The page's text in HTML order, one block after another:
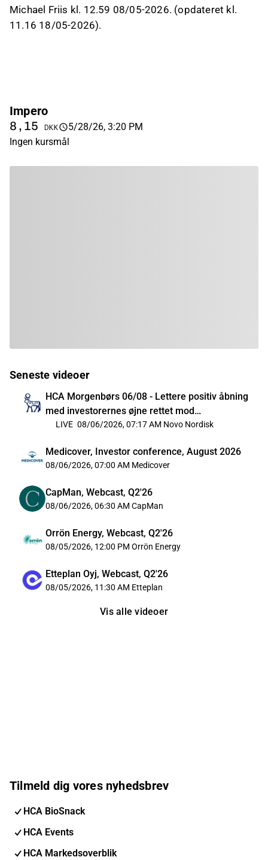
Michael Friis kl. 12.59 08/05-2026. (opdateret kl.
11.16 18/05-2026).
Impero
8,15 DKK
5/28/26, 3:20 PM
Ingen kursmål
Seneste videoer
HCA Morgenbørs 06/08 - Lettere positiv åbning
med investorernes øjne rettet mod
Mellemøsten
LIVE 08/06/2026, 07:17 AM Novo Nordisk
Medicover, Investor conference, August 2026
08/06/2026, 07:00 AM Medicover
CapMan, Webcast, Q2'26
08/06/2026, 06:30 AM CapMan
Orrön Energy, Webcast, Q2'26
08/05/2026, 12:00 PM Orrön Energy
Etteplan Oyj, Webcast, Q2'26
08/05/2026, 11:30 AM Etteplan
Vis alle videoer
Tilmeld dig vores nyhedsbrev
HCA BioSnack
HCA Events
HCA Markedsoverblik